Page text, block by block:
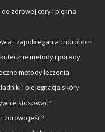
zdrowej cery i piękna
i zapobiegania chorobom
metody i porady
metody leczenia
i pielęgnacja skóry
stosować?
zdrowo jeść?